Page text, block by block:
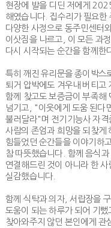
현장에 발을 디딘 저에게
해였습니다. 집수리가 필요한
다양한 사정으로 동주민센터
이삿짐을 나르고
이 모든 과
다시 시작되는 순간을 함께한
특히 깨진 유리문을 종이박스
퇴거 압박에도 겨우내 버티고
함께 찾고도 보증금이 부족해
넘기고 , " 이웃에게 도움 된다
불러달라" 며 전기기능사 자
사람의 존엄과 희망을 되찾게
힘들었던 순간들을 이야기하
참 따뜻했습니다 함께 음식
연결해드린 것이 아니라 한
실감했습니다
함께 식탁과 의자, 서랍장을
도움이 되는 하루가 되어 기뻤
찾아와주지 않던 본인에게 관